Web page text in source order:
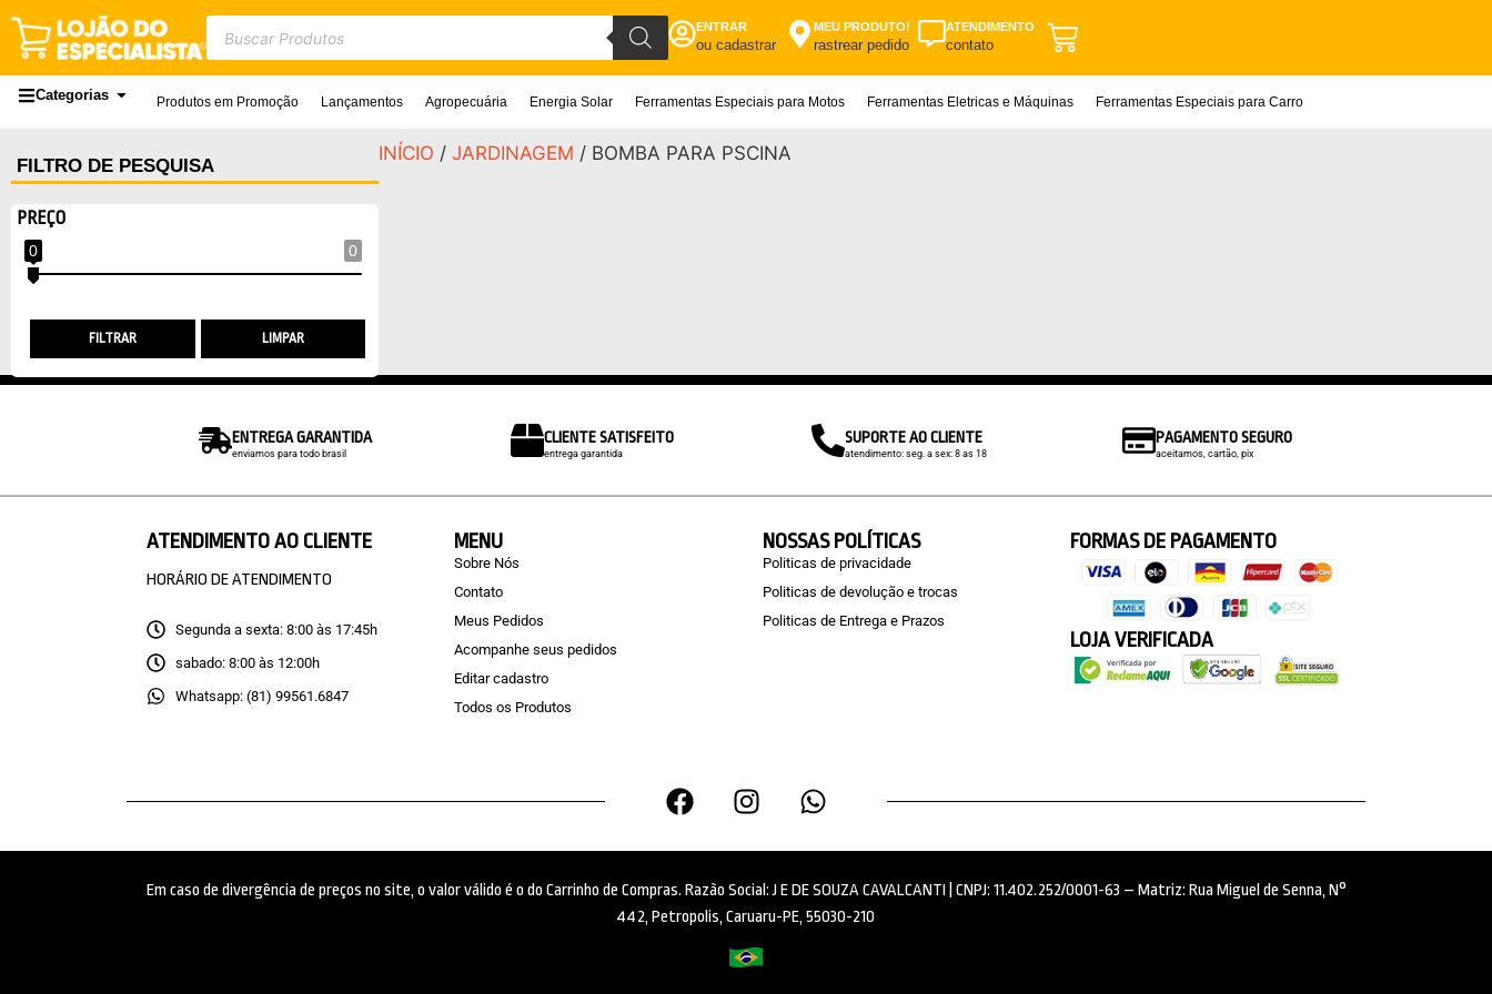
ENTRAR
ou cadastrar
MEU PRODUTO!
rastrear pedido
ATENDIMENTO
contato
Categorias Produtos em Promoção Lançamentos Agropecuária Energia Solar Ferramentas Especiais para Motos Ferramentas Eletricas e Máquinas Ferramentas Especiais para Carro
FILTRO DE PESQUISA
PREÇO
0
0
FILTRAR LIMPAR
INÍCIO / JARDINAGEM / BOMBA PARA PSCINA
ENTREGA GARANTIDA
enviamos para todo brasil
CLIENTE SATISFEITO
entrega garantida
SUPORTE AO CLIENTE
atendimento: seg. a sex: 8 as 18
PAGAMENTO SEGURO
aceitamos, cartão, pix
ATENDIMENTO AO CLIENTE
HORÁRIO DE ATENDIMENTO
Segunda a sexta: 8:00 às 17:45h
sabado: 8:00 às 12:00h
Whatsapp: (81) 99561.6847
MENU
Sobre Nós
Contato
Meus Pedidos
Acompanhe seus pedidos
Editar cadastro
Todos os Produtos
NOSSAS POLÍTICAS
Politicas de privacidade
Politicas de devolução e trocas
Politicas de Entrega e Prazos
FORMAS DE PAGAMENTO
LOJA VERIFICADA
Em caso de divergência de preços no site, o valor válido é o do Carrinho de Compras. Razão Social: J E DE SOUZA CAVALCANTI | CNPJ: 11.402.252/0001-63 – Matriz: Rua Miguel de Senna, N°
442, Petropolis, Caruaru-PE, 55030-210